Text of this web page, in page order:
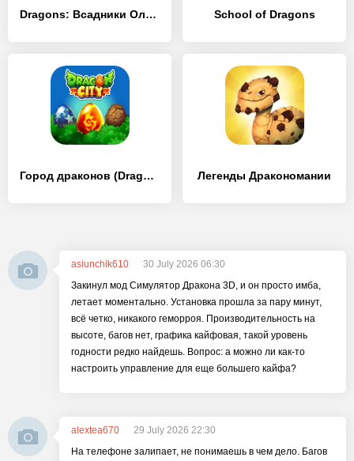
Dragons: Всадники Олуха School of Dragons
Город драконов (Dragon City) Легенды Дракономании
asiunchik610
30 July 2026 06:30
Закинул мод Симулятор Дракона 3D, и он просто имба,
летает моментально. Установка прошла за пару минут,
всё четко, никакого геморроя. Производительность на
высоте, багов нет, графика кайфовая, такой уровень
годности редко найдешь. Вопрос: а можно ли как-то
настроить управление для еще большего кайфа?
alextea670
29 July 2026 22:30
На телефоне залипает, не понимаешь в чем дело. Багов